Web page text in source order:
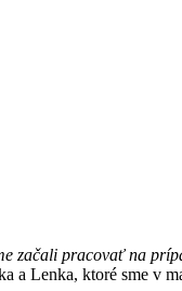
začali pracovať na
a Lenka, ktoré sme v